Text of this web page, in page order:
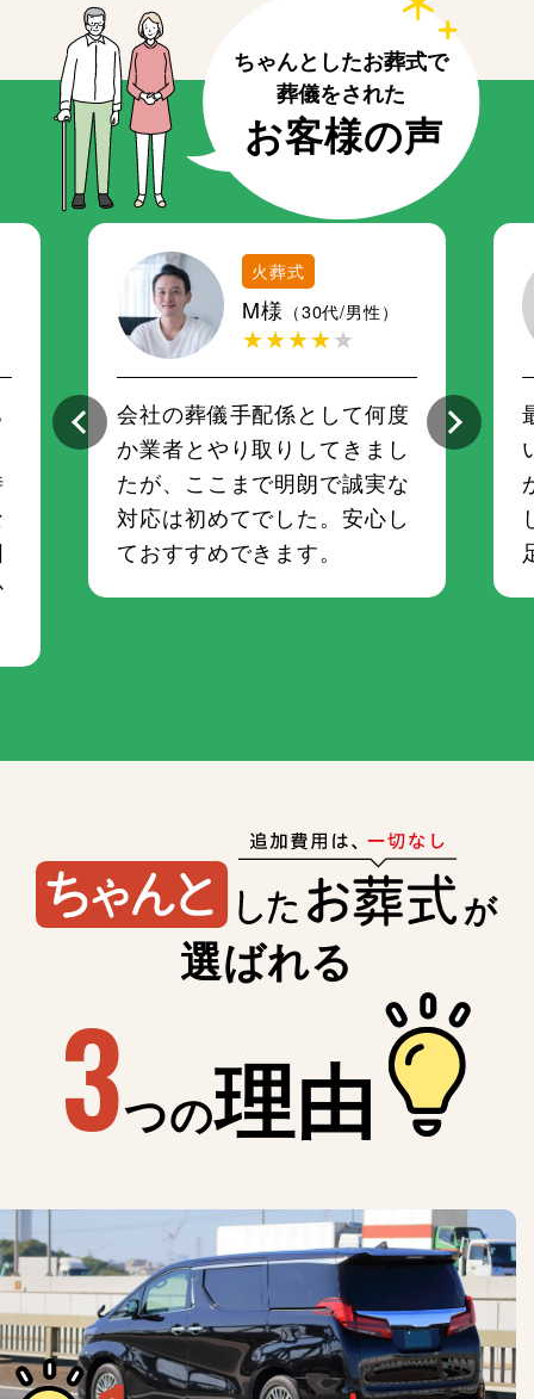
火葬式
M様 （30代/男性）
★★★★★
会社の葬儀手配係として何度
か業者とやり取りしてきまし
たが、ここまで明朗で誠実な
対応は初めてでした。安心し
ておすすめできます。
が
選ばれる
3つの理由